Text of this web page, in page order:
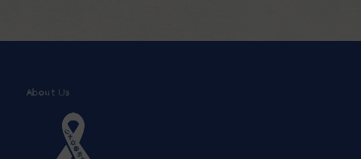
About Us